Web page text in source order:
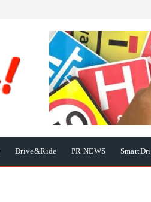
Drive&Ride PR NEWS